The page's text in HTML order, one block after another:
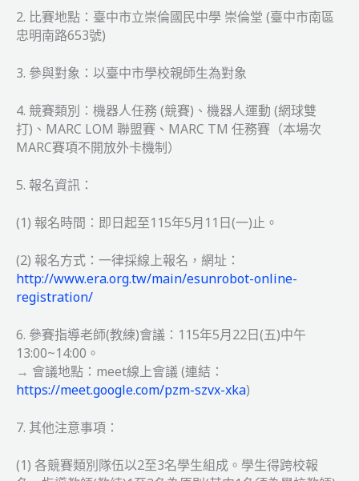
2. 比賽地點：臺中市立崇倫國民中學 崇倫堂 (臺中市南區
忠明南路653號)
3. 參與對象：以臺中市學校親師生為對象
4. 競賽類別：機器人任務 (競賽)、機器人運動 (網球雙
打)、MARC LOM 聯盟賽、MARC TM 任務賽（本場次
MARC賽項不開放外卡機制）
5. 報名資訊：
(1) 報名時間：即日起至115年5月11日(一)止。
(2) 報名方式：一律採線上報名，網址：
http://www.era.org.tw/main/esunrobot-online-
registration/
6. 參賽指導老師(教練)會議：115年5月22日(五)中午
13:00~14:00。
→ 會議地點：meet線上會議 (連結：
https://meet.google.com/pzm-szvx-xka)
7. 其他注意事項：
(1) 各競賽類別隊伍以2至3名學生組成。學生得跨校報